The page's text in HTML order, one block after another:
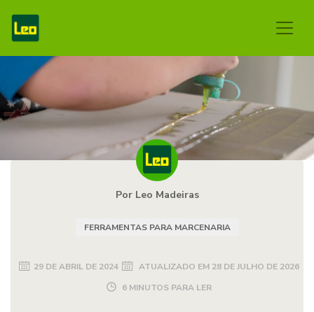
Por Leo Madeiras
FERRAMENTAS PARA MARCENARIA
29 DE ABRIL DE 2024 ATUALIZADO EM 28 DE JULHO DE 2026
6 MINUTOS PARA LER